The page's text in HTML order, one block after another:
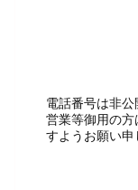
電話番号は非
営業等御用の
すようお願い申